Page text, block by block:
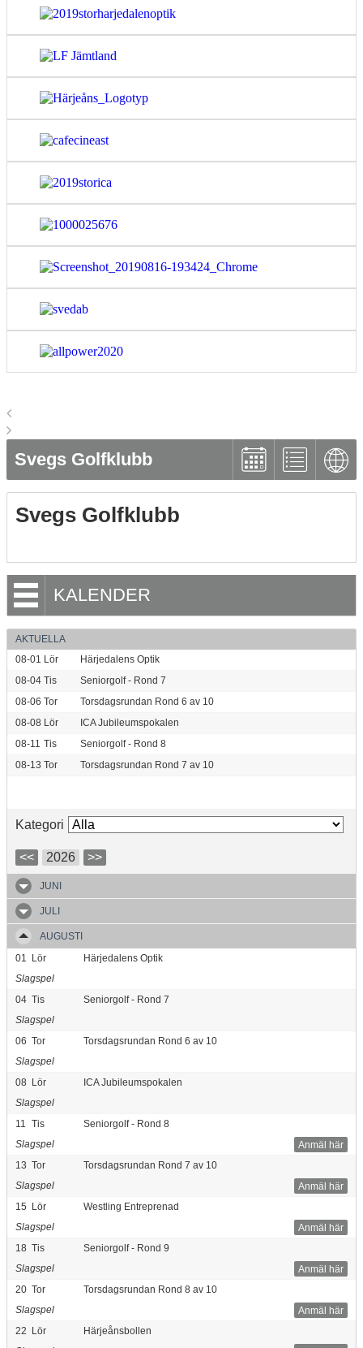
Svegs Golfklubb
Svegs Golfklubb
KALENDER
AKTUELLA
08-01 Lör
Härjedalens Optik
08-04 Tis
Seniorgolf - Rond 7
08-06 Tor
Torsdagsrundan Rond 6 av 10
08-08 Lör
ICA Jubileumspokalen
08-11 Tis
Seniorgolf - Rond 8
08-13 Tor Torsdagsrundan Rond 7 av 10
Kategori
<< 2026 >>
JUNI
JULI
AUGUSTI
01 Lör
Härjedalens Optik
Slagspel
04 Tis
Seniorgolf - Rond 7
Slagspel
06 Tor
Torsdagsrundan Rond 6 av 10
Slagspel
08 Lör
ICA Jubileumspokalen
Slagspel
11 Tis
Seniorgolf - Rond 8
Anmäl här
Slagspel
13 Tor
Torsdagsrundan Rond 7 av 10
Anmäl här
Slagspel
15 Lör
Westling Entreprenad
Anmäl här
Slagspel
18 Tis
Seniorgolf - Rond 9
Anmäl här
Slagspel
20 Tor
Torsdagsrundan Rond 8 av 10
Anmäl här
Slagspel
22 Lör
Härjeånsbollen